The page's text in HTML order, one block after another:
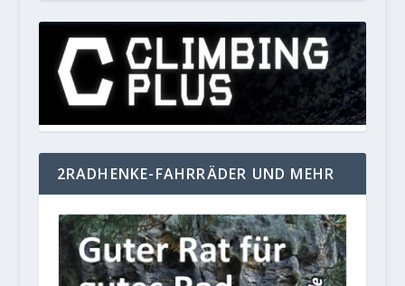
2RADHENKE-FAHRRÄDER UND MEHR